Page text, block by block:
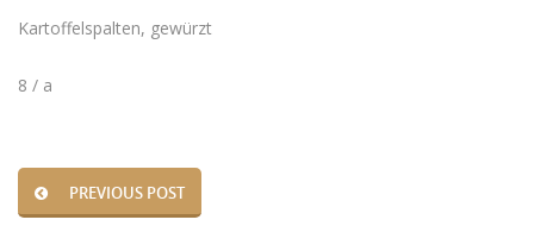
Kartoffelspalten, gewürzt
8 / a
PREVIOUS POST